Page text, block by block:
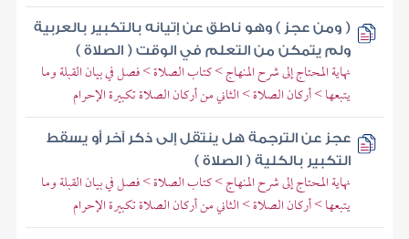
( ومن عجز ) وهو ناطق عن إتيانه بالتكبير بالعربية
ولم يتمكن من التعلم في الوقت ( الصلاة )
نهاية المحتاج إلى شرح المنهاج > كتاب الصلاة > فصل في بيان القبلة وما
يتبعها > أركان الصلاة > الثاني من أركان الصلاة تكبيرة الإحرام
عجز عن الترجمة هل ينتقل إلى ذكر آخر أو يسقط
التكبير بالكلية ( الصلاة )
نهاية المحتاج إلى شرح المنهاج > كتاب الصلاة > فصل في بيان القبلة وما
يتبعها > أركان الصلاة > الثاني من أركان الصلاة تكبيرة الإحرام